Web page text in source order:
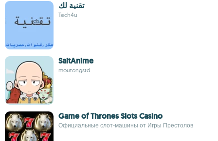
تقنية لك
Tech4u
SaitAnime
moutongstd
Game of Thrones Slots Casino
Официальные слот-машины от Игры Престолов